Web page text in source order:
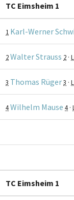
TC Eimsheim 1
1 Karl-Werner
2Walter Strauss 2 ·
3 Thomas Rüger3 ·
4Wilhelm Mause 4 ·
TC Eimsheim 1